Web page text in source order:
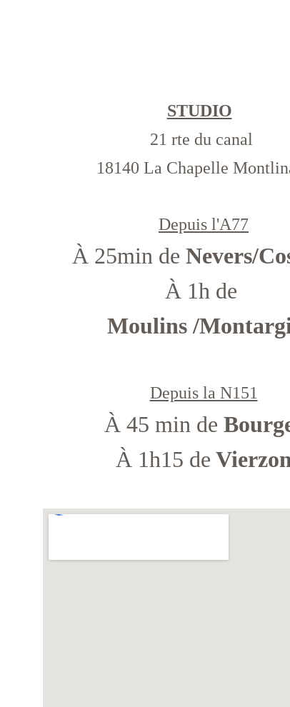
STUDIO
21 rte du canal
18140 La Chapelle
Depuis l'A77
À 25min de Nevers/
À 1h de
Moulins /
Depuis la N151
À 45 min de
À 1h15 de